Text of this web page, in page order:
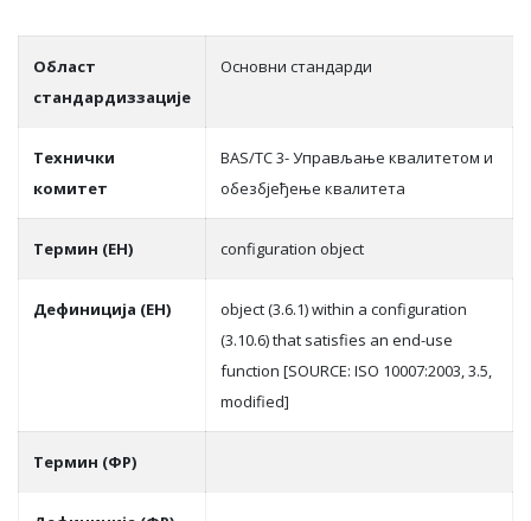
Област
стандардиззације
Основни стандарди
Teхнички
комитет
BAS/TC 3- Управљање квалитетом и
обезбјеђење квалитета
Термин (ЕН) configuration object
Дефиниција (ЕН)
object (3.6.1) within a configuration
(3.10.6) that satisfies an end-use
function [SOURCE: ISO 10007:2003, 3.5,
modified]
Термин (ФР)